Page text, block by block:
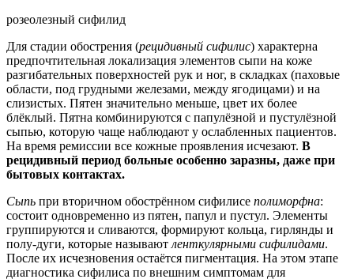
розеолезный сифилид
Для стадии обострения (рецидивный сифилис) характерна
предпочтительная локализация элементов сыпи на коже
разгибательных поверхностей рук и ног, в складках (паховые
области, под грудными железами, между ягодицами) и на
слизистых. Пятен значительно меньше, цвет их более
блёклый. Пятна комбинируются с папулёзной и пустулёзной
сыпью, которую чаще наблюдают у ослабленных пациентов.
На время ремиссии все кожные проявления исчезают. В
рецидивный период больные особенно заразны, даже при
бытовых контактах.
Сыпь при вторичном обострённом сифилисе полиморфна:
состоит одновременно из пятен, папул и пустул. Элементы
группируются и сливаются, формируют кольца, гирлянды и
полу-дуги, которые называют ленткулярными сифилидами.
После их исчезновения остаётся пигментация. На этом этапе
диагностика сифилиса по внешним симптомам для